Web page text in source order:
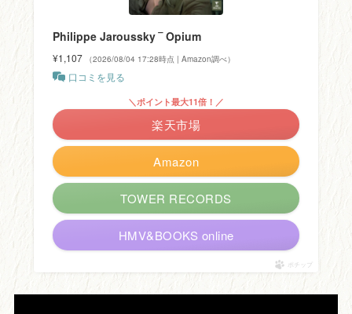
Philippe Jaroussky ‾ Opium
¥1,107 （2026/08/04 17:28時点 | Amazon調べ）
口コミを見る
Amazon
＼ポイント最大11倍！／
楽天市場
TOWER RECORDS
HMV&BOOKS online
ポチップ